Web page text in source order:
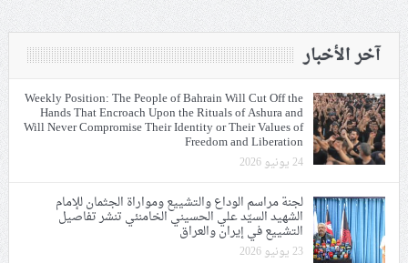
آخر الأخبار
Weekly Position: The People of Bahrain Will Cut Off the
Hands That Encroach Upon the Rituals of Ashura and
Will Never Compromise Their Identity or Their Values of
Freedom and Liberation
24 يونيو 2026
لجنة مراسم الوداع والتشييع ومواراة الجثمان للإمام
الشهيد السيّد علي الحسيني الخامنئي تنشر تفاصيل
التشييع في إيران والعراق
23 يونيو 2026